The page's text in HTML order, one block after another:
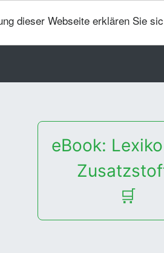
dieser Webseite erklären Sie
eBook:
🛒